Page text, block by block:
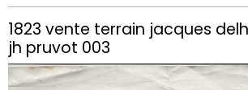
1823 vente terrain jacques
jh pruvot 003